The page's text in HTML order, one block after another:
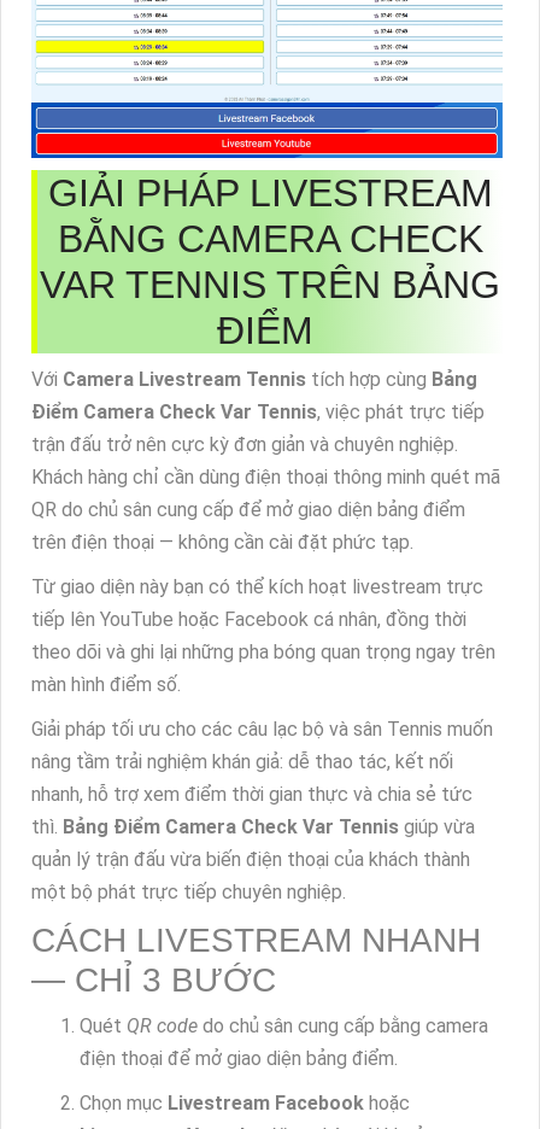
GIẢI PHÁP LIVESTREAM
BẰNG CAMERA CHECK
VAR TENNIS TRÊN BẢNG
ĐIỂM
Với Camera Livestream Tennis tích hợp cùng Bảng
Điểm Camera Check Var Tennis, việc phát trực tiếp
trận đấu trở nên cực kỳ đơn giản và chuyên nghiệp.
Khách hàng chỉ cần dùng điện thoại thông minh quét mã
QR do chủ sân cung cấp để mở giao diện bảng điểm
trên điện thoại — không cần cài đặt phức tạp.
Từ giao diện này bạn có thể kích hoạt livestream trực
tiếp lên YouTube hoặc Facebook cá nhân, đồng thời
theo dõi và ghi lại những pha bóng quan trọng ngay trên
màn hình điểm số.
Giải pháp tối ưu cho các câu lạc bộ và sân Tennis muốn
nâng tầm trải nghiệm khán giả: dễ thao tác, kết nối
nhanh, hỗ trợ xem điểm thời gian thực và chia sẻ tức
thì. Bảng Điểm Camera Check Var Tennis giúp vừa
quản lý trận đấu vừa biến điện thoại của khách thành
một bộ phát trực tiếp chuyên nghiệp.
CÁCH LIVESTREAM NHANH
— CHỈ 3 BƯỚC
Quét QR code do chủ sân cung cấp bằng camera
điện thoại để mở giao diện bảng điểm.
Chọn mục Livestream Facebook hoặc